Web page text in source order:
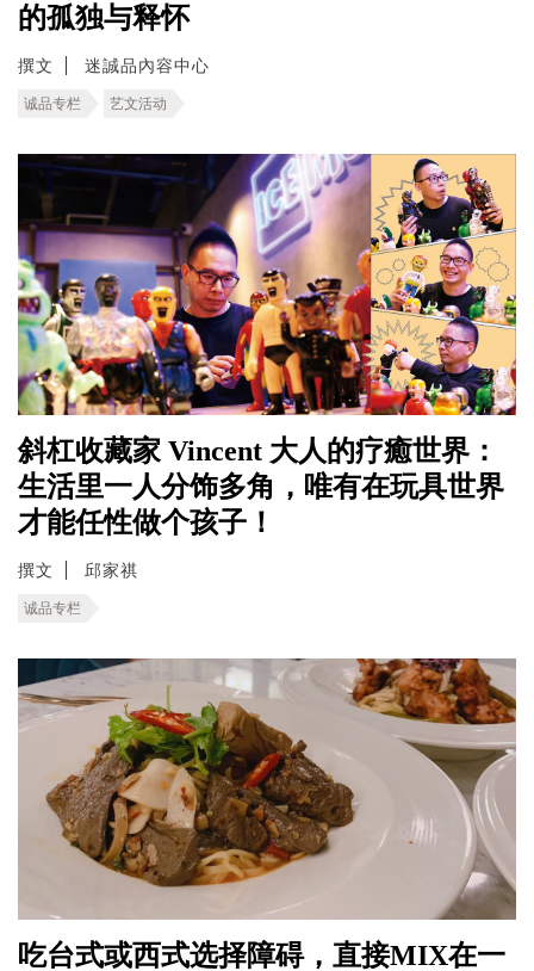
的孤独与释怀
撰文 迷誠品內容中心
诚品专栏 艺文活动
斜杠收藏家 Vincent 大人的疗癒世界：
生活里一人分饰多角，唯有在玩具世界
才能任性做个孩子！
撰文 邱家祺
诚品专栏
吃台式或西式选择障碍，直接MIX在一